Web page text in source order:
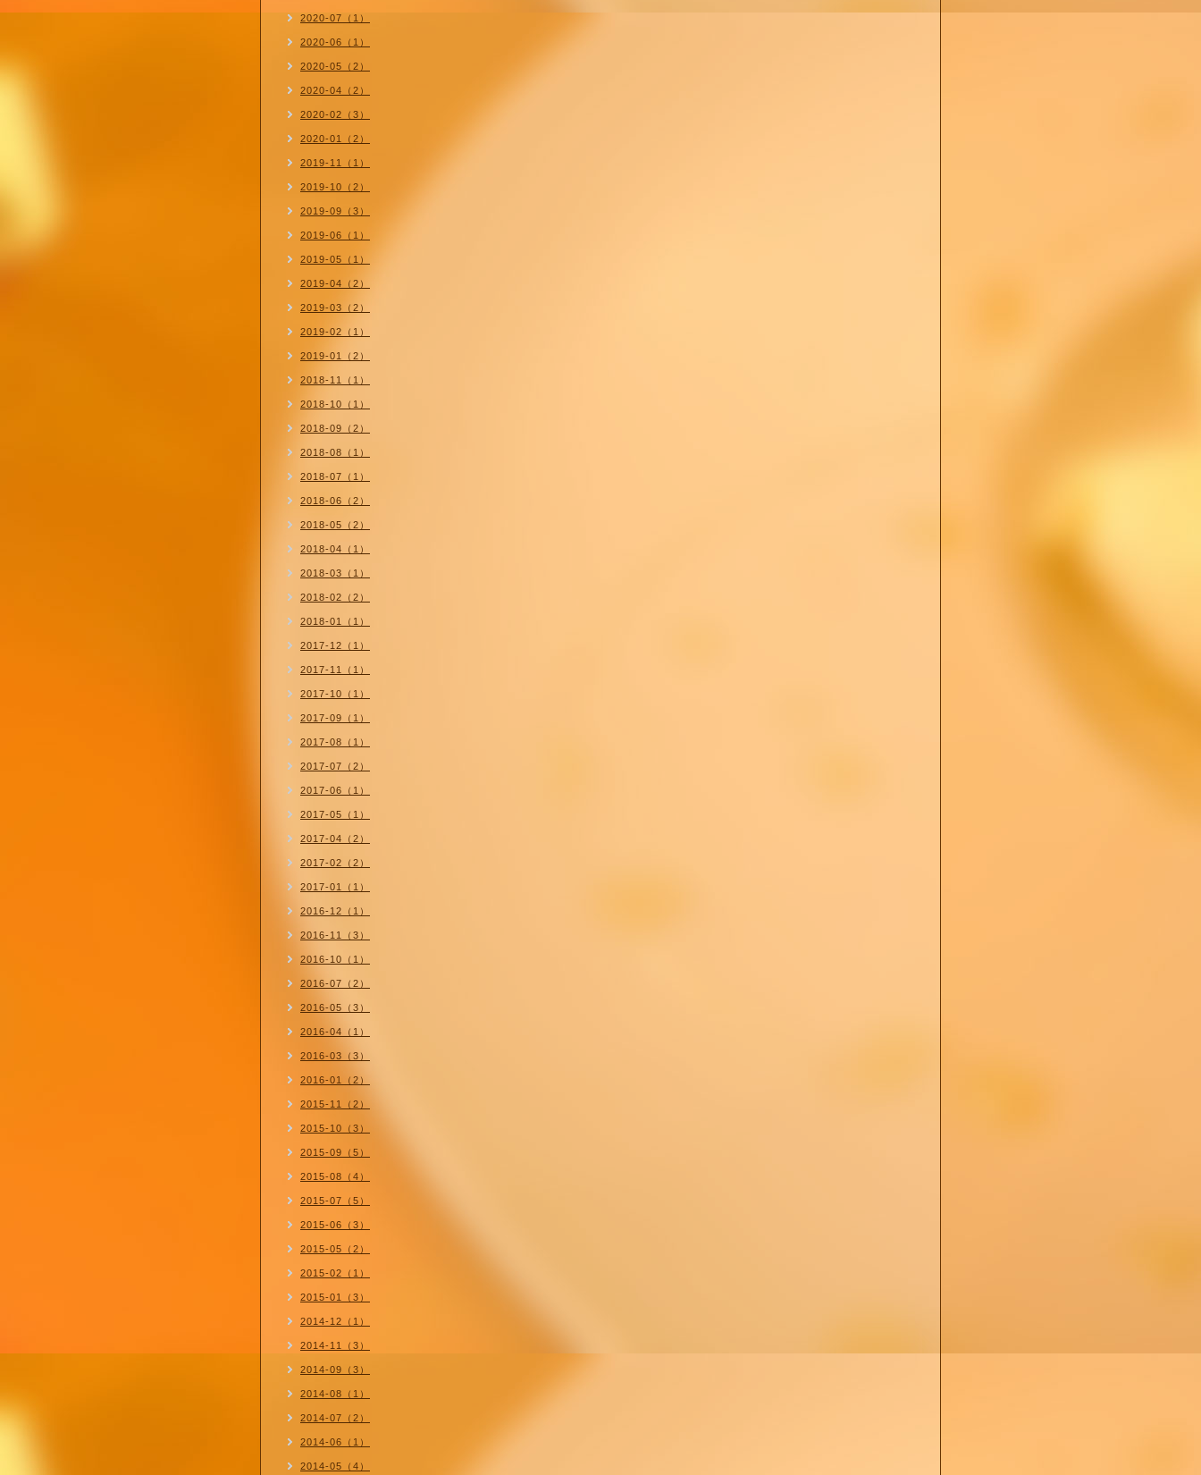
2020-07（1）
2020-06（1）
2020-05（2）
2020-04（2）
2020-02（3）
2020-01（2）
2019-11（1）
2019-10（2）
2019-09（3）
2019-06（1）
2019-05（1）
2019-04（2）
2019-03（2）
2019-02（1）
2019-01（2）
2018-11（1）
2018-10（1）
2018-09（2）
2018-08（1）
2018-07（1）
2018-06（2）
2018-05（2）
2018-04（1）
2018-03（1）
2018-02（2）
2018-01（1）
2017-12（1）
2017-11（1）
2017-10（1）
2017-09（1）
2017-08（1）
2017-07（2）
2017-06（1）
2017-05（1）
2017-04（2）
2017-02（2）
2017-01（1）
2016-12（1）
2016-11（3）
2016-10（1）
2016-07（2）
2016-05（3）
2016-04（1）
2016-03（3）
2016-01（2）
2015-11（2）
2015-10（3）
2015-09（5）
2015-08（4）
2015-07（5）
2015-06（3）
2015-05（2）
2015-02（1）
2015-01（3）
2014-12（1）
2014-11（3）
2014-09（3）
2014-08（1）
2014-07（2）
2014-06（1）
2014-05（4）